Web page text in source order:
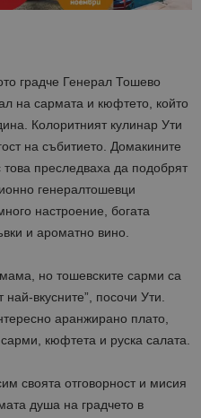
градче Генерал Тошево
на сармата и кюфтето, който
Колоритният кулинар Ути
на събитието. Домакините
преследваха да подобрят
генералтошевци
настроение, богата
и ароматно вино.
но тошевските сарми са
най-вкусните”, посочи Ути.
аранжирано плато,
кюфтета и руска салата.
своята отговорност и мисия
душа на градчето в